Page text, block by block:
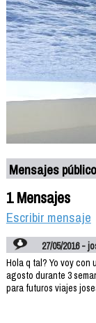
Mensajes
1 Mensajes
Escribir mensaje
27/05/2016 -
Hola q tal? Yo voy con
agosto durante 3
para futuros viajes